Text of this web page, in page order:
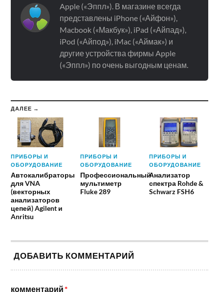
Apple («Эппл»). В магазине всегда
представлены iPhone («Айфон»),
Macbook («Макбук»), iPad («Айпад»),
iPod («Айпод»), iMac («Аймак») и
другие устройства фирмы Apple
(«Эппл») по очень выгодным ценам.
ДАЛЕЕ →
ПРИБОРЫ И
ОБОРУДОВАНИЕ
Автокалибраторы
для VNA
(векторных
анализаторов
цепей) Agilent и
Anritsu
ПРИБОРЫ И
ОБОРУДОВАНИЕ
Профессиональный
мультиметр
Fluke 289
ПРИБОРЫ И
ОБОРУДОВАНИЕ
Анализатор
спектра Rohde &
Schwarz FSH6
ДОБАВИТЬ КОММЕНТАРИЙ
комментарий*